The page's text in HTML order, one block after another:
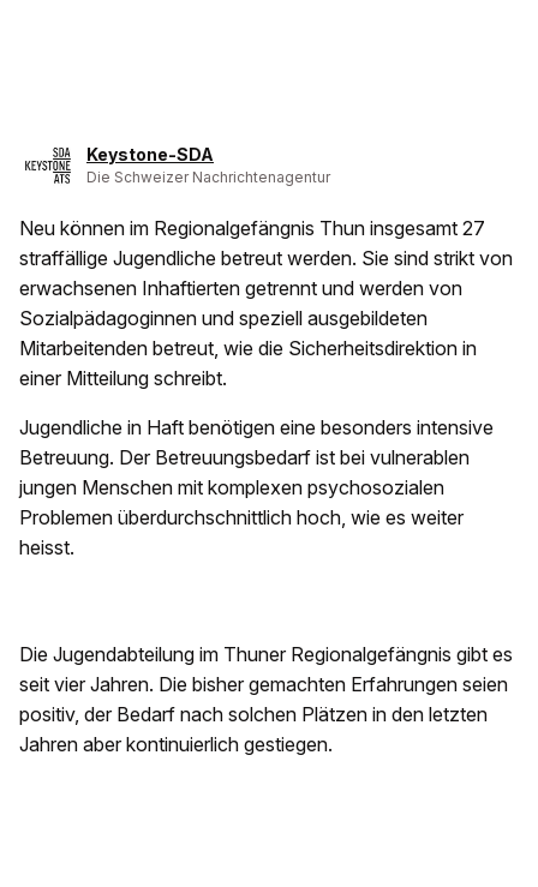
Keystone-SDA
Die Schweizer Nachrichtenagentur
Neu können im Regionalgefängnis Thun insgesamt 27
straffällige Jugendliche betreut werden. Sie sind strikt von
erwachsenen Inhaftierten getrennt und werden von
Sozialpädagoginnen und speziell ausgebildeten
Mitarbeitenden betreut, wie die Sicherheitsdirektion in
einer Mitteilung schreibt.
Jugendliche in Haft benötigen eine besonders intensive
Betreuung. Der Betreuungsbedarf ist bei vulnerablen
jungen Menschen mit komplexen psychosozialen
Problemen überdurchschnittlich hoch, wie es weiter
heisst.
Die Jugendabteilung im Thuner Regionalgefängnis gibt es
seit vier Jahren. Die bisher gemachten Erfahrungen seien
positiv, der Bedarf nach solchen Plätzen in den letzten
Jahren aber kontinuierlich gestiegen.